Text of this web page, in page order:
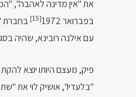
בפברואר 1972
[15]
בחברת
עם אילנה רובינא, שהיה
פיק, מעצם היותו יוצא